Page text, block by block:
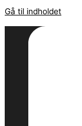
Gå til indholdet